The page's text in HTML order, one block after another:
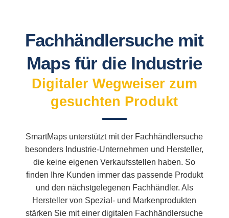
Fachhändlersuche mit
Maps für die Industrie
Digitaler Wegweiser zum
gesuchten Produkt
SmartMaps unterstützt mit der Fachhändlersuche
besonders Industrie-Unternehmen und Hersteller,
die keine eigenen Verkaufsstellen haben. So
finden Ihre Kunden immer das passende Produkt
und den nächstgelegenen Fachhändler. Als
Hersteller von Spezial- und Markenprodukten
stärken Sie mit einer digitalen Fachhändlersuche